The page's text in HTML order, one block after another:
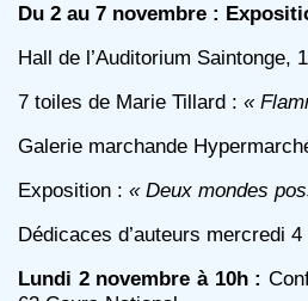
Du 2 au 7 novembre :
Hall de l’Auditorium Saintonge,
7 toiles de Marie Tillard : «
Galerie marchande
Exposition : « Deux mondes
Dédicaces d’auteurs mercredi
Lundi 2 novembre à 10h :